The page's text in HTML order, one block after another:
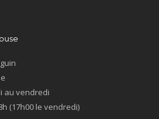
au vendredi
(17h00 le vendredi)